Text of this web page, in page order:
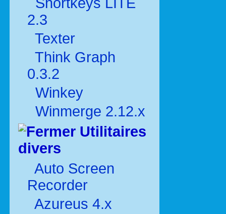
2.3
Texter
Think Graph
0.3.2
Winkey
Winmerge 2.12.x
Utilitaires
divers
Auto Screen
Recorder
Azureus 4.x